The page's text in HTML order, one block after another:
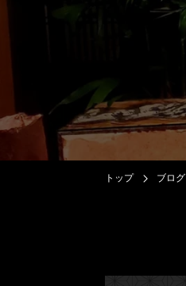
トップ ブログ